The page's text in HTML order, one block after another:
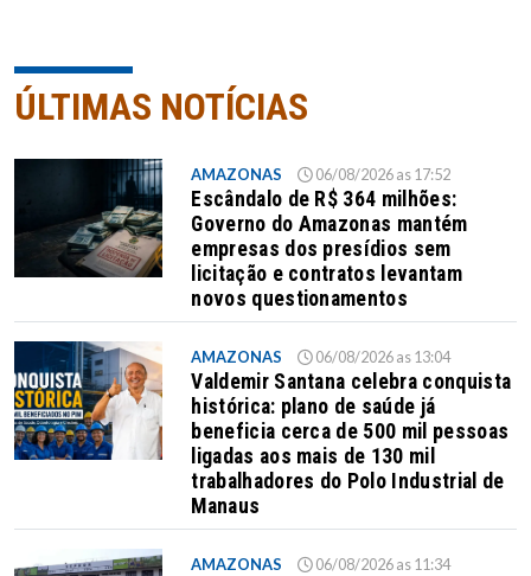
ÚLTIMAS NOTÍCIAS
AMAZONAS 06/08/2026 as 17:52
Escândalo de R$ 364 milhões:
Governo do Amazonas mantém
empresas dos presídios sem
licitação e contratos levantam
novos questionamentos
AMAZONAS 06/08/2026 as 13:04
Valdemir Santana celebra conquista
histórica: plano de saúde já
beneficia cerca de 500 mil pessoas
ligadas aos mais de 130 mil
trabalhadores do Polo Industrial de
Manaus
AMAZONAS 06/08/2026 as 11:34